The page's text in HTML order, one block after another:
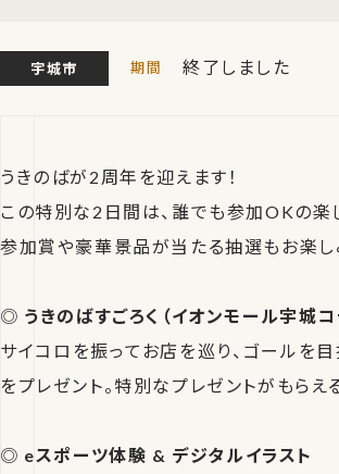
宇城市 終了しました
うきのばが2周年を迎えます！
この特別な2日間は、誰でも参加OKの楽
参加賞や豪華景品が当たる抽選もお楽
◎ うきのばすごろく（イオンモール宇城コ
サイコロを振ってお店を巡り、ゴールを
をプレゼント。特別なプレゼントがもらえ
◎ eスポーツ体験 & デジタルイラスト